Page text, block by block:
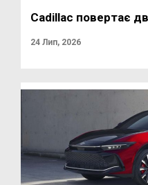
Cadillac повертає
24 Лип, 2026